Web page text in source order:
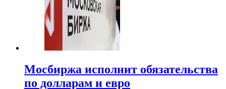
Мосбиржа исполнит обязательства
по долларам и евро